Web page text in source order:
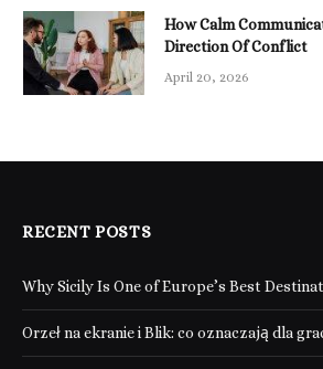
How Calm
Direction Of Conflict
April 20, 2026
RECENT POSTS
Why Sicily Is One of Europe’s Best
Orzeł na ekranie i Blik: co oznaczają dla